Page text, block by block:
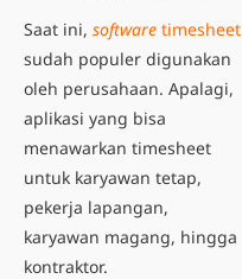
Saat ini, software timesheet
sudah populer digunakan
oleh perusahaan. Apalagi,
aplikasi yang bisa
menawarkan timesheet
untuk karyawan tetap,
pekerja lapangan,
karyawan magang, hingga
kontraktor.